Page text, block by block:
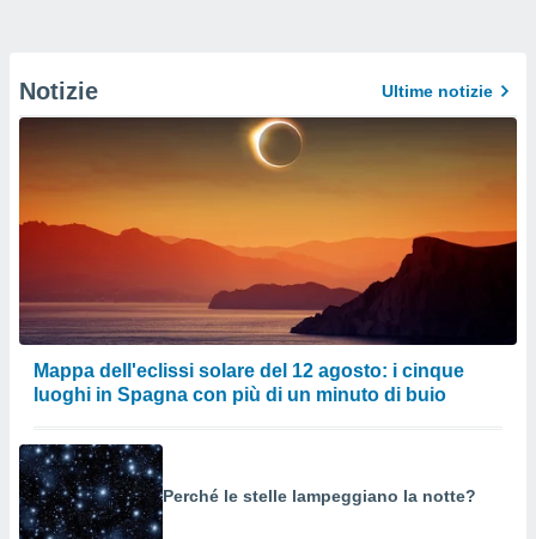
Notizie Ultime notizie
Mappa dell'eclissi solare del 12 agosto: i cinque
luoghi in Spagna con più di un minuto di buio
Perché le stelle lampeggiano la notte?